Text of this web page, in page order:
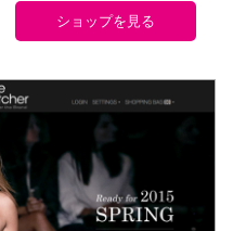
ショップを見る